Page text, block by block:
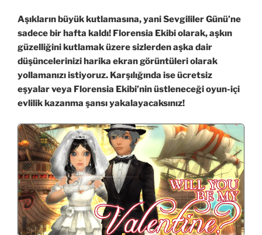
Aşıkların büyük kutlamasına, yani Sevgililer Günü’ne
sadece bir hafta kaldı! Florensia Ekibi olarak, aşkın
güzelliğini kutlamak üzere sizlerden aşka dair
düşüncelerinizi harika ekran görüntüleri olarak
yollamanızı istiyoruz. Karşılığında ise ücretsiz
eşyalar veya Florensia Ekibi’nin üstleneceği oyun-içi
evlilik kazanma şansı yakalayacaksınız!